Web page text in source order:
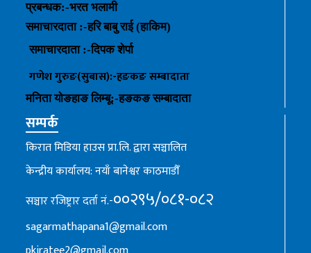
प्रबन्धक:-भरत भलामी
समाचारदाता :-हरि बाबु राई (हाकिम)
समाचारदाता :-दिपक शेर्पा
गणेश गुरुङ(सुबास):-हङकङसम्बादाता
मनिता योङहाङलिम्बू:-हङकङ सम्बादाता
सम्पर्क
किरात मिडिया हाउस प्रा.लि. द्वारा सञ्चालित
केन्द्रीय कार्यालय: नयाँ बानेश्वर काठमाडौँ
सञ्चार रजिष्ट्रार दर्ता नं.-००२९५/०८१-०८२
sagarmathapana1@gmail.com